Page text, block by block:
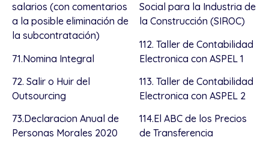
salarios (con comentarios
a la posible eliminación de
la subcontratación)
71.Nomina Integral
72. Salir o Huir del
Outsourcing
73.Declaracion Anual de
Personas Morales 2020
Social para la Industria de
la Construcción (SIROC)
112. Taller de Contabilidad
Electronica con ASPEL 1
113. Taller de Contabilidad
Electronica con ASPEL 2
114.El ABC de los Precios
de Transferencia